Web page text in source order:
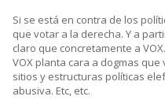
Si se está en contra de los
que votar a la derecha. Y a
claro que concretamente a
VOX planta cara a dogmas
sitios y estructuras políticas
abusiva. Etc, etc.